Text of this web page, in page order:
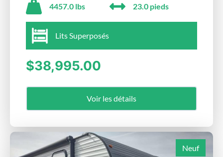
4457.0 lbs 23.0 pieds
Lits Superposés
$38,995.00
Voir les détails
Neuf